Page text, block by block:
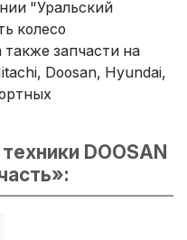
"Уральский
колесо
запчасти на
Doosan, Hyundai,
DOOSAN